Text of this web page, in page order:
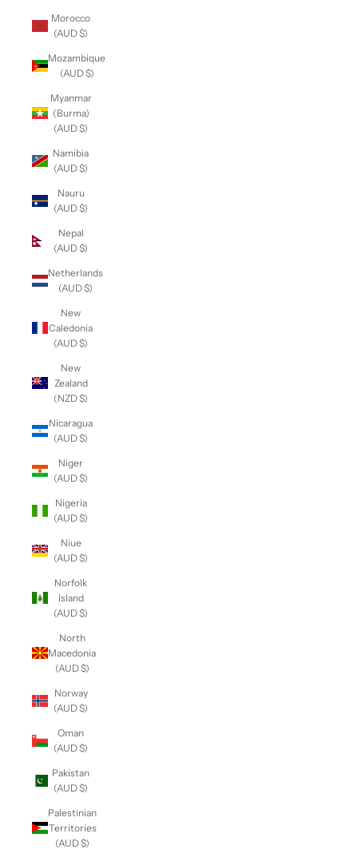
Morocco
(AUD $)
Mozambique
(AUD $)
Myanmar
(Burma)
(AUD $)
Namibia
(AUD $)
Nauru
(AUD $)
Nepal
(AUD $)
Netherlands
(AUD $)
New
Caledonia
(AUD $)
New
Zealand
(NZD $)
Nicaragua
(AUD $)
Niger
(AUD $)
Nigeria
(AUD $)
Niue
(AUD $)
Norfolk
Island
(AUD $)
North
Macedonia
(AUD $)
Norway
(AUD $)
Oman
(AUD $)
Pakistan
(AUD $)
Palestinian
Territories
(AUD $)